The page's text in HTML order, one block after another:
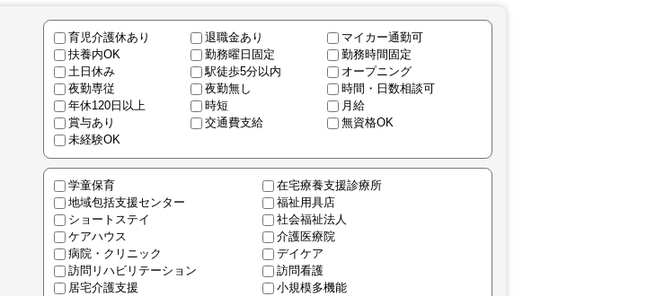
育児介護休あり 退職金あり
マイカー通勤可
扶養内OK
勤務曜日固定
勤務時間固定
土日休み
駅徒歩5分以内
オープニング
夜勤専従
夜勤無し
時間・日数相談可
年休120日以上
時短
月給
賞与あり
交通費支給
無資格OK
未経験OK
学童保育
在宅療養支援診療所
地域包括支援センター
福祉用具店
ショートステイ
社会福祉法人
ケアハウス
介護医療院
病院・クリニック
デイケア
訪問リハビリテーション
訪問看護
居宅介護支援
小規模多機能